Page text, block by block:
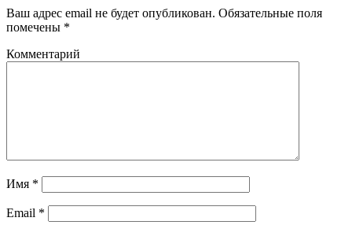
Ваш адрес email не будет опубликован. Обязательные поля
помечены *
Комментарий
Имя *
Email *